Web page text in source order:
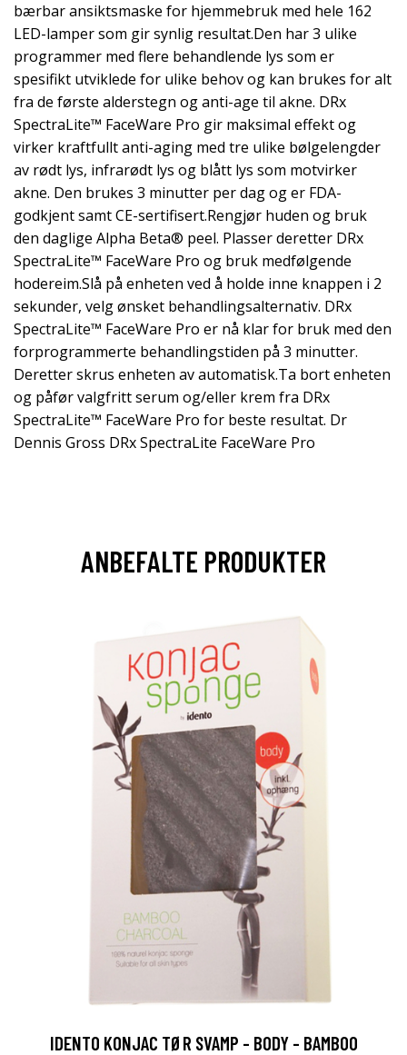
bærbar ansiktsmaske for hjemmebruk med hele 162
LED-lamper som gir synlig resultat.Den har 3 ulike
programmer med flere behandlende lys som er
spesifikt utviklede for ulike behov og kan brukes for alt
fra de første alderstegn og anti-age til akne. DRx
SpectraLite™ FaceWare Pro gir maksimal effekt og
virker kraftfullt anti-aging med tre ulike bølgelengder
av rødt lys, infrarødt lys og blått lys som motvirker
akne. Den brukes 3 minutter per dag og er FDA-
godkjent samt CE-sertifisert.Rengjør huden og bruk
den daglige Alpha Beta® peel. Plasser deretter DRx
SpectraLite™ FaceWare Pro og bruk medfølgende
hodereim.Slå på enheten ved å holde inne knappen i 2
sekunder, velg ønsket behandlingsalternativ. DRx
SpectraLite™ FaceWare Pro er nå klar for bruk med den
forprogrammerte behandlingstiden på 3 minutter.
Deretter skrus enheten av automatisk.Ta bort enheten
og påfør valgfritt serum og/eller krem fra DRx
SpectraLite™ FaceWare Pro for beste resultat. Dr
Dennis Gross DRx SpectraLite FaceWare Pro
ANBEFALTE PRODUKTER
IDENTO KONJAC TØR SVAMP - BODY - BAMBOO